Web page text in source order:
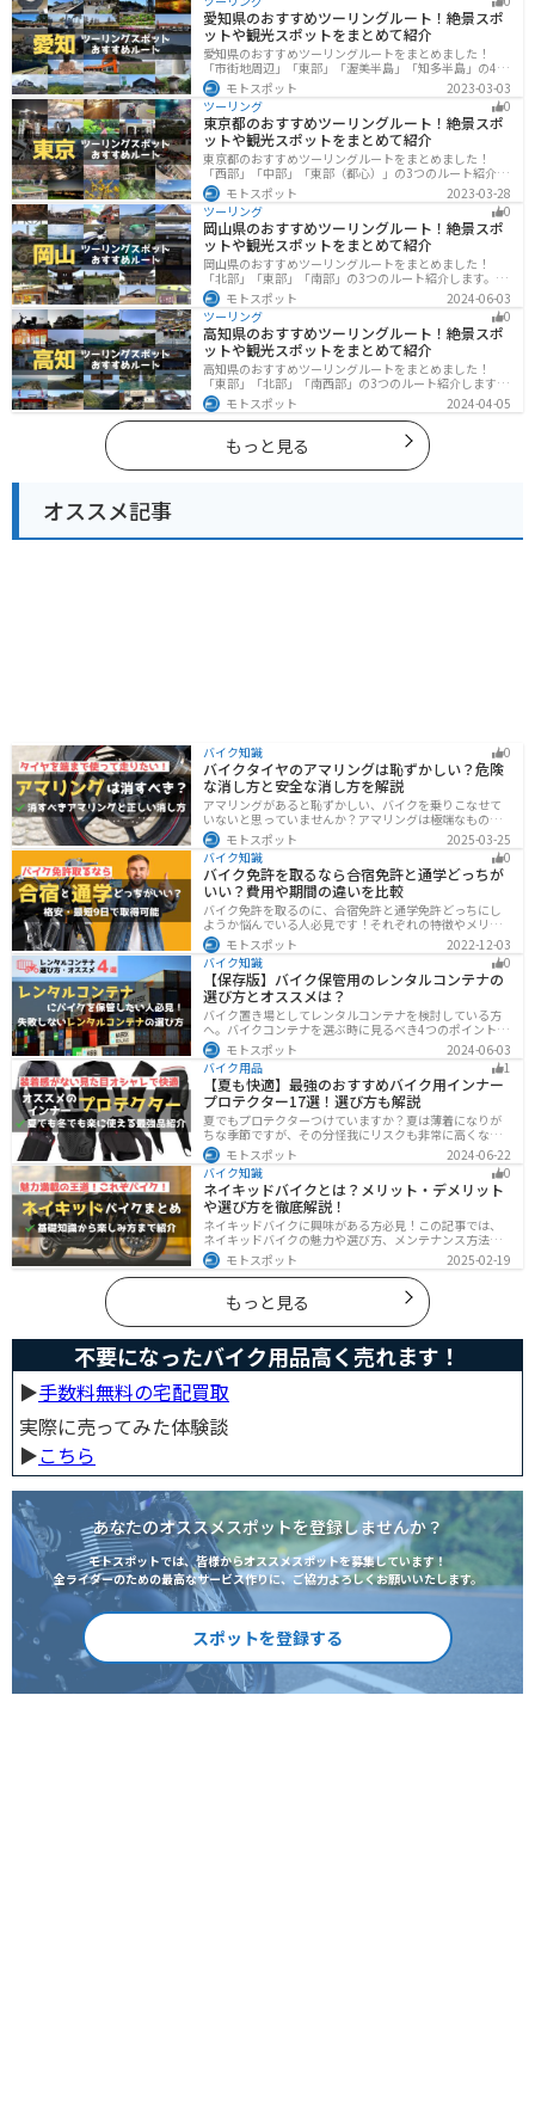
グに行く際は参考にしてください。
愛知県のおすすめツーリングルート！絶景スポ
ットや観光スポットをまとめて紹介
愛知県のおすすめツーリングルートをまとめました！
「市街地周辺」「東部」「渥美半島」「知多半島」の4つ
のルート紹介します。名古屋周辺の栄えたスポットから
山、海、美術館なども多数あり、自然・歴史・文化を満
喫するツーリングができます。バイクで愛知県にツーリ
ングに行く際は参考にしてください。
モトスポット
2023-03-03
ツーリング
0
東京都のおすすめツーリングルート！絶景スポ
ットや観光スポットをまとめて紹介
東京都のおすすめツーリングルートをまとめました！
「西部」「中部」「東部（都心）」の3つのルート紹介し
ます。西に行けば奥多摩の自然、東に行けば都心スポッ
トと、自然も街も楽しめるスポットが多数あります。バ
イクで東京都にツーリングに行く際は参考にしてくださ
い。
モトスポット
2023-03-28
ツーリング
0
岡山県のおすすめツーリングルート！絶景スポ
ットや観光スポットをまとめて紹介
岡山県のおすすめツーリングルートをまとめました！
「北部」「東部」「南部」の3つのルート紹介します。岡
山市や倉敷市など、歴史ある街並みも魅力的で、バイク
ツーリングに最適なスポットが多数あります。バイクで
岡山県にツーリングに行く際は参考にしてください。
モトスポット
2024-06-03
ツーリング
0
高知県のおすすめツーリングルート！絶景スポ
ットや観光スポットをまとめて紹介
高知県のおすすめツーリングルートをまとめました！
「東部」「北部」「南西部」の3つのルート紹介します。
山と海どちらも楽しめるスポットが多数あり、様々な楽
しみ方ができます。バイクで高知県にツーリングに行く
際は参考にしてください。
モトスポット 2024-04-05
もっと見る
オススメ記事
バイク知識 0
バイクタイヤのアマリングは恥ずかしい？危険
な消し方と安全な消し方を解説
アマリングがあると恥ずかしい、バイクを乗りこなせて
いないと思っていませんか？アマリングは極端なもので
なければ全く問題ありません。しかし、気になるという
方がいるのも事実です。この記事では消した方がいいア
マリングや消し方を解説します。
モトスポット
2025-03-25
バイク知識
0
バイク免許を取るなら合宿免許と通学どっちが
いい？費用や期間の違いを比較
バイク免許を取るのに、合宿免許と通学免許どっちにし
ようか悩んでいる人必見です！それぞれの特徴やメリッ
トデメリットをまとめました。早く安く免許取得したい
なら合宿免許、他人と関わらず取りたいなら通学免許が
オススメです。自分に合った免許取得方法を選んでくだ
さいね。
モトスポット
2022-12-03
バイク知識
0
【保存版】バイク保管用のレンタルコンテナの
選び方とオススメは？
バイク置き場としてレンタルコンテナを検討している方
へ。バイクコンテナを選ぶ時に見るべき4つのポイントと
オススメのレンタルコンテナ会社を徹底解説。これさえ
読めば自分に最適なレンタルコンテナを見つけることが
できます。
モトスポット
2024-06-03
バイク用品
1
【夏も快適】最強のおすすめバイク用インナー
プロテクター17選！選び方も解説
夏でもプロテクターつけていますか？夏は薄着になりが
ちな季節ですが、その分怪我にリスクも非常に高くなり
ます。夏こそプロテクターをつけるようにしましょう。通
気性や速乾性に優れたインナープロテクターであれば夏
場でも快適に使用できます。今回は快適なインナープロ
テクターをまとめて紹介します。
モトスポット
2024-06-22
バイク知識
0
ネイキッドバイクとは？メリット・デメリット
や選び方を徹底解説！
ネイキッドバイクに興味がある方必見！この記事では、
ネイキッドバイクの魅力や選び方、メンテナンス方法な
どを解説しています。実は、ネイキッドバイクは、操作
性に優れており、初心者にも優しいバイクです。この記
事を読めば、ネイキッドバイクへの理解が深まります。
モトスポット 2025-02-19
もっと見る
不要になったバイク用品高く売れます！
▶︎手数料無料の宅配買取
実際に売ってみた体験談
▶︎こちら
あなたのオススメスポットを登録しませんか？
モトスポットでは、皆様からオススメスポットを募集しています！
全ライダーのための最高なサービス作りに、ご協力よろしくお願いいたします。
スポットを登録する